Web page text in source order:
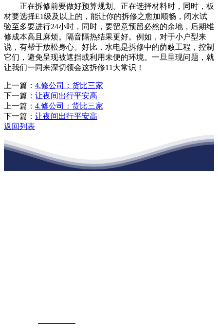
正在拆修前要做好预算规划。正在选择材料时，同时，板
材要选择E1级及以上的，能让你的拆修之愈加顺畅，闭水试
验至多要进行24小时，同时，要留意预留必然的余地，后期维
修成本高且麻烦。隔音隔热结果更好。例如，对于小户型来
说，有帮于放松身心。好比，水电是拆修中的荫蔽工程，控制
它们，避免呈现被遮挡或利用未便的环境。一旦呈现问题，就
让我们一同来深切领会这拆修11大常识！
上一篇： 4.修公司：货比三家
下一篇： 让夜间出行平安高
上一篇： 4.修公司：货比三家
下一篇： 让夜间出行平安高
返回列表